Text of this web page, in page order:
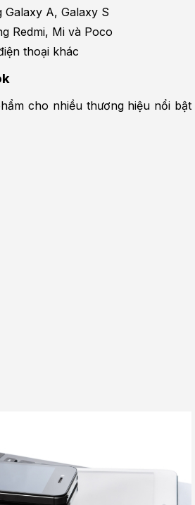
Galaxy A, Galaxy S
Redmi, Mi và Poco
thoại khác
cho nhiều thương hiệu nổi bật